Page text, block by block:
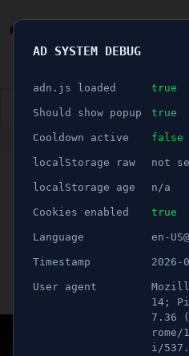
👮🏻‍♂️ BLÅLJUS ÅSIKTER
ut efter larm
- Anmälan
Publicerad 22 januari 2022 01:00
Uppdaterad 16 juni 2026 22:54
AD SYSTEM DEBUG
adn.js loaded true
Should show popup true
Cooldown active false
localStorage raw not
localStorage age n/a
Cookies enabled true
Language en-
Timestamp 2026-
User agent
14;
7.36
i/